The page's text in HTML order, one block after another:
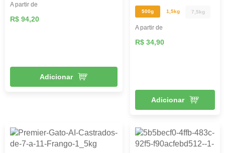
A partir de
R$ 94,20
Adicionar
500g 1,5kg 7,5kg
A partir de
R$ 34,90
Adicionar